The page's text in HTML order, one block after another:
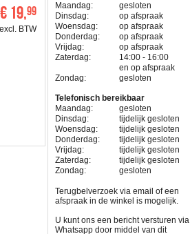
€ 19,99
BTW
Maandag:
gesloten
Dinsdag:
op afspraak
Woensdag:
op afspraak
Donderdag:
op afspraak
Vrijdag:
op afspraak
Zaterdag:
14:00 - 16:00
en op afspraak
Zondag:
gesloten
Telefonisch bereikbaar
Maandag:
gesloten
Dinsdag:
tijdelijk gesloten
Woensdag:
tijdelijk gesloten
Donderdag:
tijdelijk gesloten
Vrijdag:
tijdelijk gesloten
Zaterdag:
tijdelijk gesloten
Zondag:
gesloten
Terugbelverzoek via email of een
afspraak in de winkel is mogelijk.
U kunt ons een bericht versturen via
Whatsapp door middel van dit